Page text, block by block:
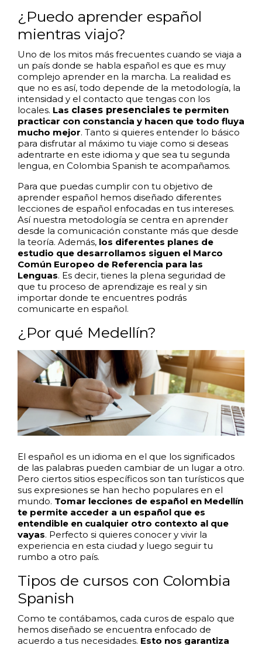
¿Puedo aprender español
mientras viajo?
Uno de los mitos más frecuentes cuando se viaja a
un país donde se habla español es que es muy
complejo aprender en la marcha. La realidad es
que no es así, todo depende de la metodología, la
intensidad y el contacto que tengas con los
locales. Las clases presenciales te permiten
practicar con constancia y hacen que todo fluya
mucho mejor. Tanto si quieres entender lo básico
para disfrutar al máximo tu viaje como si deseas
adentrarte en este idioma y que sea tu segunda
lengua, en Colombia Spanish te acompañamos.
Para que puedas cumplir con tu objetivo de
aprender español hemos diseñado diferentes
lecciones de español enfocadas en tus intereses.
Así nuestra metodología se centra en aprender
desde la comunicación constante más que desde
la teoría. Además, los diferentes planes de
estudio que desarrollamos siguen el Marco
Común Europeo de Referencia para las
Lenguas. Es decir, tienes la plena seguridad de
que tu proceso de aprendizaje es real y sin
importar donde te encuentres podrás
comunicarte en español.
¿Por qué Medellín?
El español es un idioma en el que los significados
de las palabras pueden cambiar de un lugar a otro.
Pero ciertos sitios específicos son tan turísticos que
sus expresiones se han hecho populares en el
mundo. Tomar lecciones de español en Medellín
te permite acceder a un español que es
entendible en cualquier otro contexto al que
vayas. Perfecto si quieres conocer y vivir la
experiencia en esta ciudad y luego seguir tu
rumbo a otro país.
Tipos de cursos con Colombia
Spanish
Como te contábamos, cada curos de espalo que
hemos diseñado se encuentra enfocado de
acuerdo a tus necesidades. Esto nos garantiza